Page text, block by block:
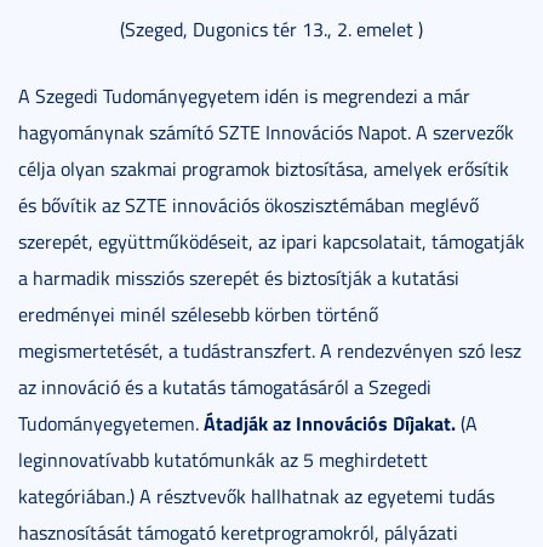
(Szeged, Dugonics tér 13., 2. emelet )
A Szegedi Tudományegyetem idén is megrendezi a már
hagyománynak számító SZTE Innovációs Napot. A szervezők
célja olyan szakmai programok biztosítása, amelyek erősítik
és bővítik az SZTE innovációs ökoszisztémában meglévő
szerepét, együttműködéseit, az ipari kapcsolatait, támogatják
a harmadik missziós szerepét és biztosítják a kutatási
eredményei minél szélesebb körben történő
megismertetését, a tudástranszfert. A rendezvényen szó lesz
az innováció és a kutatás támogatásáról a Szegedi
Tudományegyetemen.Átadják az Innovációs Díjakat.(A
leginnovatívabb kutatómunkák az 5 meghirdetett
kategóriában.) A résztvevők hallhatnak az egyetemi tudás
hasznosítását támogató keretprogramokról, pályázati